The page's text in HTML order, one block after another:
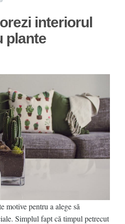
interiorul
plante
motive pentru a alege să
Simplul fapt că timpul petrecut